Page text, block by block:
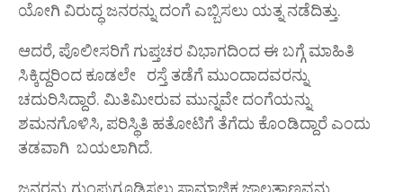
ಯೋಗಿ ವಿರುದ್ಧ ಜನರನ್ನು ದಂಗೆ ಎಬ್ಬಿಸಲು ಯತ್ನ ನಡೆದಿತ್ತು.
ಆದರೆ, ಪೊಲೀಸರಿಗೆ ಗುಪ್ತಚರ ವಿಭಾಗದಿಂದ ಈ ಬಗ್ಗೆ ಮಾಹಿತಿ
ಸಿಕ್ಕಿದ್ದರಿಂದ ಕೂಡಲೇ ರಸ್ತೆ ತಡೆಗೆ ಮುಂದಾದವರನ್ನು
ಚದುರಿಸಿದ್ದಾರೆ. ಮಿತಿಮೀರುವ ಮುನ್ನವೇ ದಂಗೆಯನ್ನು
ಶಮನಗೊಳಿಸಿ, ಪರಿಸ್ಥಿತಿ ಹತೋಟಿಗೆ ತೆಗೆದು ಕೊಂಡಿದ್ದಾರೆ ಎಂದು
ತಡವಾಗಿ ಬಯಲಾಗಿದೆ.